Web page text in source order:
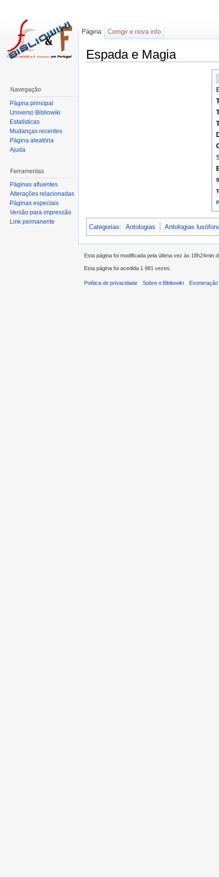
Espada e Magia
Categorias: Antologias Antologias
Página Corrigir e nova info
Navegação
Página principal
Universo Bibliowiki
Estatísticas
Mudanças recentes
Página aleatória
Ajuda
Ferramentas
Páginas afluentes
Alterações relacionadas
Páginas especiais
Versão para impressão
Link permanente
Esta página foi modificada pela última vez às 18h24min
Esta página foi acedida 1 981 vezes.
Política de privacidade Sobre o Bibliowiki